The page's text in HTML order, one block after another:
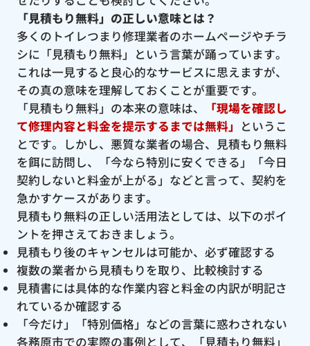
「見積もり無料」の正しい意味とは？
多くのトイレつまり修理業者のホームページやチラ
シに「見積もり無料」という言葉が踊っています。
これは一見すると良心的なサービスに思えますが、
その真の意味を理解しておくことが重要です。
「見積もり無料」の本来の意味は、
「現場を確認し
て修理内容と料金を提示するまでは無料」 というこ
とです。しかし、悪質な業者の場合、見積もり無料
を餌に訪問し、「今なら特別に安くできる」「今日
契約しないと料金が上がる」などと言って、契約を
急かすケースがあります。
見積もり無料の正しい活用法としては、以下のポイ
ントを押さえておきましょう。
見積もり後のキャンセルは可能か、必ず確認する
複数の業者から見積もりを取り、比較検討する
見積書には具体的な作業内容と料金の内訳が明記さ
れているか確認する
「今だけ」「特別価格」などの言葉に惑わされない
各務原市での実際の事例として、「見積もり無料」